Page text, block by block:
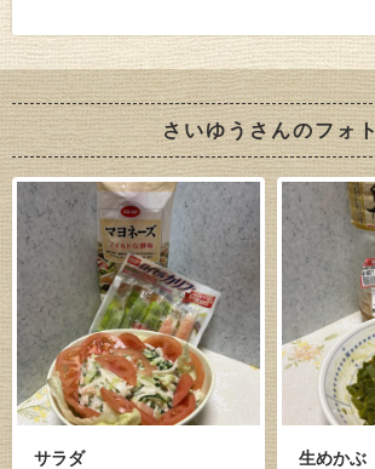
さいゆうさんのフォト
サラダ 生めかぶ